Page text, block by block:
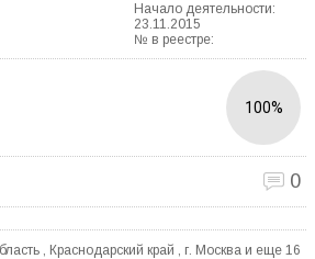
Начало деятельности:
23.11.2015
№ в реестре:
100%
0
, Краснодарский край , г. Москва и еще 16